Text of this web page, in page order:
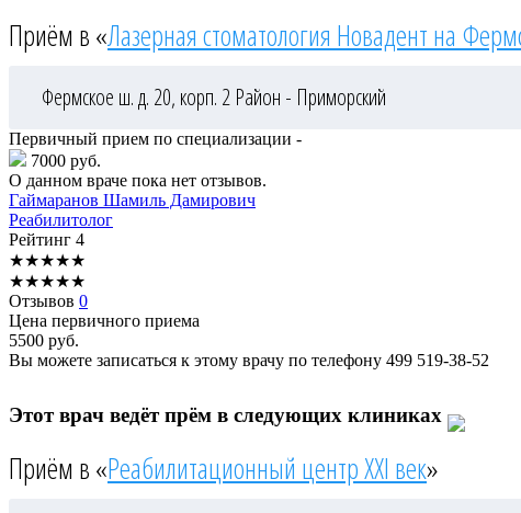
Приём в «Лазерная стоматология Новадент на
Фермское ш. д. 20, корп. 2 Район - Приморский
Первичный прием по специализации -
7000 руб.
О данном враче пока нет отзывов.
Гаймаранов Шамиль Дамирович
Реабилитолог
Рейтинг 4
★★★★★
★★★★★
Отзывов 0
Цена первичного приема
5500 руб.
Вы можете записаться к этому врачу по телефону 499 519-38-52
Этот врач ведёт прём в следующих клиниках
Приём в «Реабилитационный центр XXI век»